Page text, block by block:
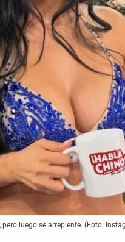
luego se arrepiente. (Foto: